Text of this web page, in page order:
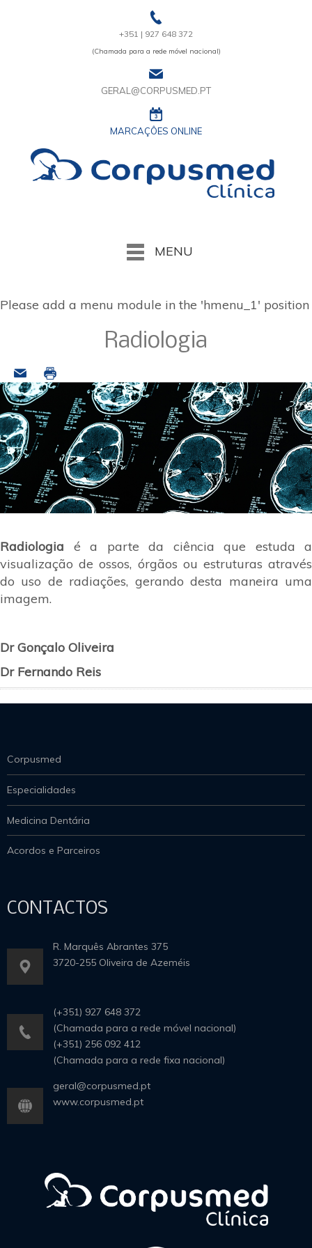
+351 | 927 648 372
(Chamada para a rede móvel nacional)
GERAL@CORPUSMED.PT
MARCAÇÔES ONLINE
MENU
Please add a menu module in the 'hmenu_1' position
Radiologia
Radiologia é a parte da ciência que estuda a
visualização de ossos, órgãos ou estruturas através
do uso de radiações, gerando desta maneira uma
imagem.
Dr Gonçalo Oliveira
Dr Fernando Reis
Corpusmed
Especialidades
Medicina Dentária
Acordos e Parceiros
CONTACTOS
R. Marquês Abrantes 375
3720-255 Oliveira de Azeméis
(+351) 927 648 372
(Chamada para a rede móvel nacional)
(+351) 256 092 412
(Chamada para a rede fixa nacional)
geral@corpusmed.pt
www.corpusmed.pt